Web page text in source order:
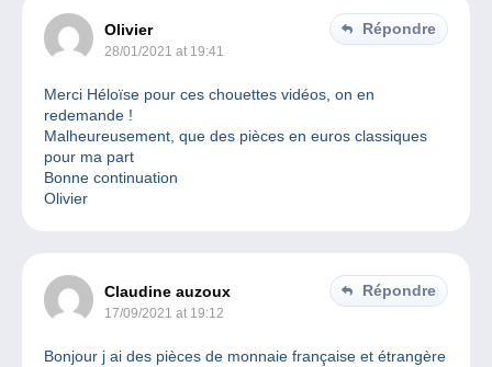
Olivier
28/01/2021 at 19:41
Répondre
Merci Héloïse pour ces chouettes vidéos, on en
redemande !
Malheureusement, que des pièces en euros classiques
pour ma part
Bonne continuation
Olivier
Claudine auzoux
17/09/2021 at 19:12
Répondre
Bonjour j ai des pièces de monnaie française et étrangère